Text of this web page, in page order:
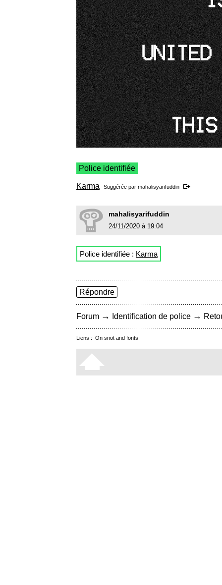
Police identifiée
Karma Suggérée par mahalisyarifuddin
mahalisyarifuddin
24/11/2020 à 19:04
Police identifiée : Karma
Répondre
Forum → Identification de police →
Liens : On snot and fonts